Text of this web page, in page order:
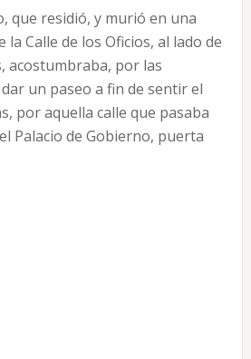
que residió, y murió en una
la Calle de los Oficios, al lado de
acostumbraba, por las
un paseo a fin de sentir el
por aquella calle que pasaba
Palacio de Gobierno, puerta